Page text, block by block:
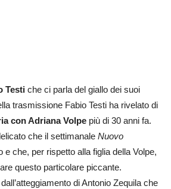
Testi che ci parla del giallo dei suoi
trasmissione Fabio Testi ha rivelato di
con Adriana Volpe più di 30 anni fa.
che il settimanale Nuovo
e che, per rispetto alla figlia della Volpe,
questo particolare piccante.
di Antonio Zequila che